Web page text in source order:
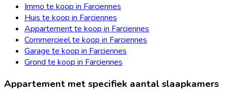
Immo te koop in Farciennes
Huis te koop in Farciennes
Appartement te koop in Farciennes
Commercieel te koop in Farciennes
Garage te koop in Farciennes
Grond te koop in Farciennes
Appartement met specifiek aantal slaapkamers